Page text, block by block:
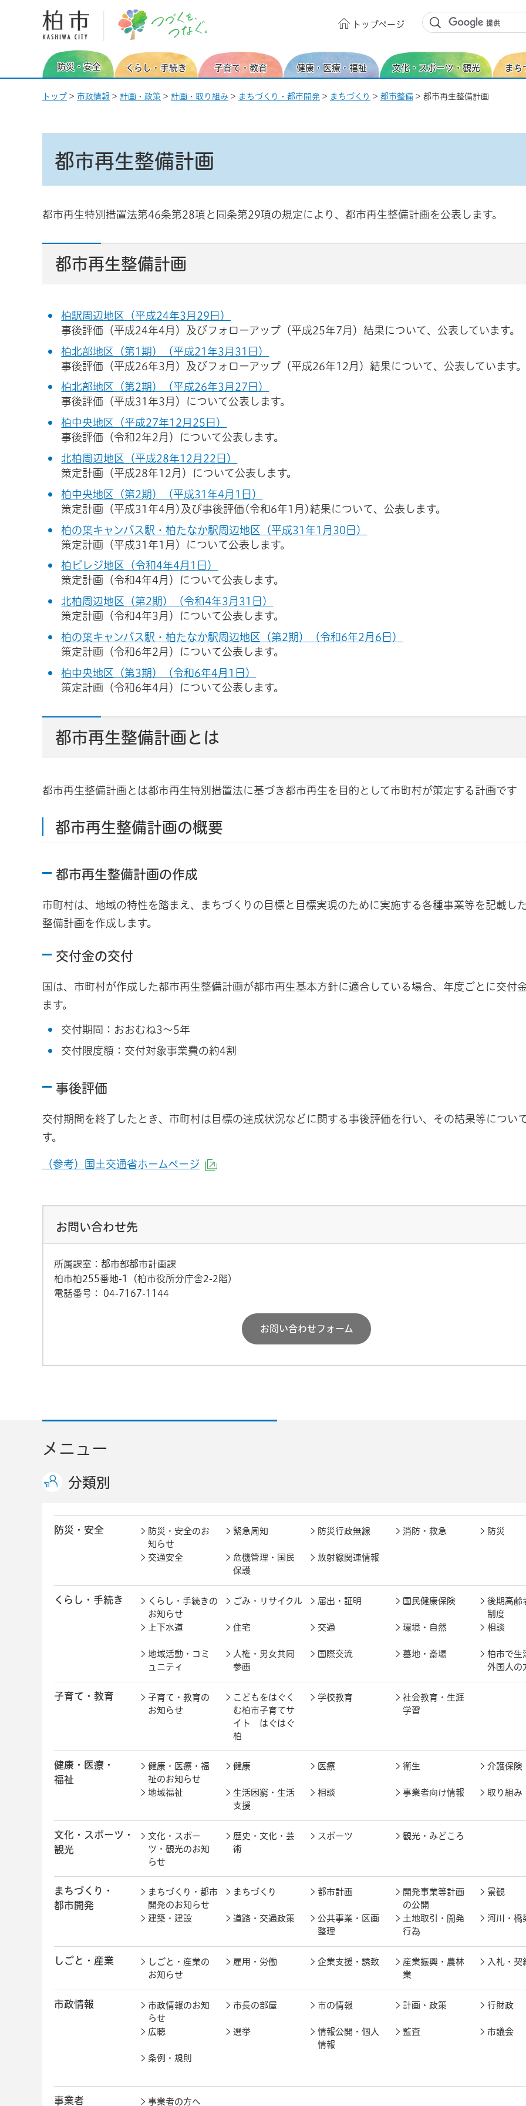
柏市 つづくを、つなぐ。
トップページ
防災・安全 くらし・手続き 子育て・教育 健康・医療・福祉 文化・スポーツ・観光 まち
トップ > 市政情報 > 計画・政策 > 計画・取り組み > まちづくり・都市開発 > まちづくり > 都市整備 > 都市再生整備計画
都市再生整備計画
都市再生特別措置法第46条第28項と同条第29項の規定により、都市再生整備計画を公表します。
都市再生整備計画
柏駅周辺地区（平成24年3月29日）
事後評価（平成24年4月）及びフォローアップ（平成25年7月）結果について、公表しています。
柏北部地区（第1期）（平成21年3月31日）
事後評価（平成26年3月）及びフォローアップ（平成26年12月）結果について、公表しています。
柏北部地区（第2期）（平成26年3月27日）
事後評価（平成31年3月）について公表します。
柏中央地区（平成27年12月25日）
事後評価（令和2年2月）について公表します。
北柏周辺地区（平成28年12月22日）
策定計画（平成28年12月）について公表します。
柏中央地区（第2期）（平成31年4月1日）
策定計画（平成31年4月)及び事後評価(令和6年1月)結果について、公表します。
柏の葉キャンパス駅・柏たなか駅周辺地区（平成31年1月30日）
策定計画（平成31年1月）について公表します。
柏ビレジ地区（令和4年4月1日）
策定計画（令和4年4月）について公表します。
北柏周辺地区（第2期）（令和4年3月31日）
策定計画（令和4年3月）について公表します。
柏の葉キャンパス駅・柏たなか駅周辺地区（第2期）（令和6年2月6日）
策定計画（令和6年2月）について公表します。
柏中央地区（第3期）（令和6年4月1日）
策定計画（令和6年4月）について公表します。
都市再生整備計画とは
都市再生整備計画とは都市再生特別措置法に基づき都市再生を目的として市町村が策定する計画です
都市再生整備計画の概要
都市再生整備計画の作成
市町村は、地域の特性を踏まえ、まちづくりの目標と目標実現のために実施する各種事業等を記載し
整備計画を作成します。
交付金の交付
国は、市町村が作成した都市再生整備計画が都市再生基本方針に適合している場合、年度ごとに交付
ます。
交付期間：おおむね3～5年
交付限度額：交付対象事業費の約4割
事後評価
交付期間を終了したとき、市町村は目標の達成状況などに関する事後評価を行い、その結果等につい
す。
（参考）国土交通省ホームページ
お問い合わせ先
所属課室：都市部都市計画課
柏市柏255番地-1（柏市役所分庁舎2-2階）
電話番号：
04-7167-1144
お問い合わせフォーム
メニュー
分類別
防災・安全
防災・安全のお
知らせ
緊急周知 防災行政無線 消防・救急 防災
交通安全
危機管理・国民
保護
放射線関連情報
くらし・手続き
くらし・手続きの
お知らせ
ごみ・リサイクル 届出・証明 国民健康保険
後期高齢
制度
上下水道 住宅 交通 環境・自然 相談
地域活動・コミ
ュニティ
人権・男女共同
参画
国際交流 墓地・斎場
柏市で生
外国人の
子育て・教育
子育て・教育の
お知らせ
こどもをはぐく
む柏市子育てサ
イト はぐはぐ
柏
学校教育
社会教育・生涯
学習
健康・医療・
福祉
健康・医療・福
祉のお知らせ
健康 医療 衛生 介護保険
地域福祉
生活困窮・生活
支援
相談 事業者向け情報 取り組み
文化・スポーツ・
観光
文化・スポー
ツ・観光のお知
らせ
歴史・文化・芸
術
スポーツ 観光・みどころ
まちづくり・
都市開発
まちづくり・都市
開発のお知らせ
まちづくり 都市計画
開発事業等計画
の公開
景観
建築・建設 道路・交通政策
公共事業・区画
整理
土地取引・開発
行為
河川・橋
しごと・産業
しごと・産業の
お知らせ
雇用・労働 企業支援・誘致
産業振興・農林
業
入札・契
市政情報
市政情報のお知
らせ
市長の部屋 市の情報 計画・政策 行財政
広聴 選挙
情報公開・個人
情報
監査 市議会
条例・規則
事業者 事業者の方へ